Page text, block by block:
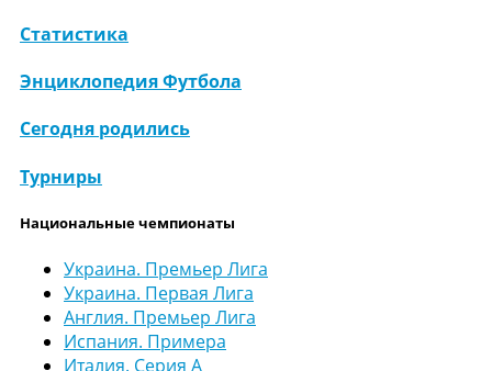
Статистика
Энциклопедия Футбола
Сегодня родились
Турниры
Национальные чемпионаты
Украина. Премьер Лига
Украина. Первая Лига
Англия. Премьер Лига
Испания. Примера
Италия. Серия А